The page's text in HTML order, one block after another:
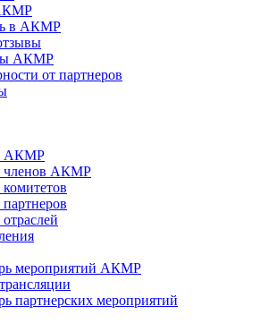
в АКМР
АКМР
от партнеров
АКМР
членов АКМР
мероприятий АКМР
партнерских мероприятий